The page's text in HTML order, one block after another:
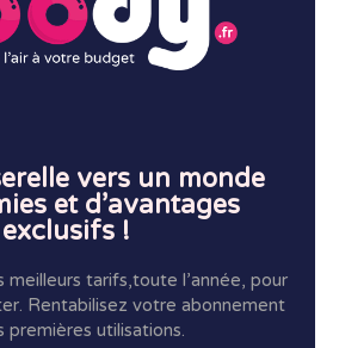
vers un monde
et d’avantages
exclusifs !
meilleurs tarifs,toute l’année, pour
Rentabilisez votre abonnement
premières utilisations.